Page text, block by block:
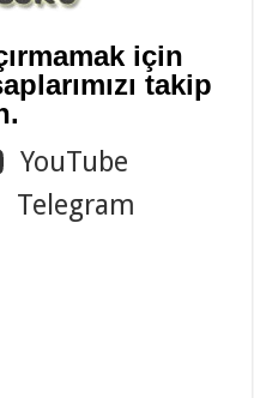
için
takip
YouTube
Telegram